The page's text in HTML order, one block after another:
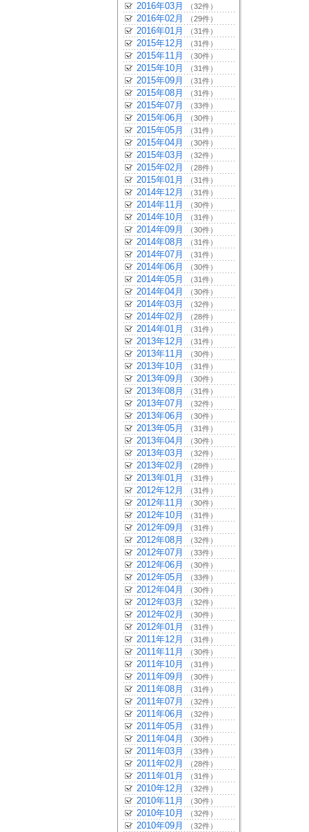
2016年03月 （32件）
2016年02月 （29件）
2016年01月 （31件）
2015年12月 （31件）
2015年11月 （30件）
2015年10月 （31件）
2015年09月 （31件）
2015年08月 （31件）
2015年07月 （33件）
2015年06月 （30件）
2015年05月 （31件）
2015年04月 （30件）
2015年03月 （32件）
2015年02月 （28件）
2015年01月 （31件）
2014年12月 （31件）
2014年11月 （30件）
2014年10月 （31件）
2014年09月 （30件）
2014年08月 （31件）
2014年07月 （31件）
2014年06月 （30件）
2014年05月 （31件）
2014年04月 （30件）
2014年03月 （32件）
2014年02月 （28件）
2014年01月 （31件）
2013年12月 （31件）
2013年11月 （30件）
2013年10月 （31件）
2013年09月 （30件）
2013年08月 （31件）
2013年07月 （32件）
2013年06月 （30件）
2013年05月 （31件）
2013年04月 （30件）
2013年03月 （32件）
2013年02月 （28件）
2013年01月 （31件）
2012年12月 （31件）
2012年11月 （30件）
2012年10月 （31件）
2012年09月 （31件）
2012年08月 （32件）
2012年07月 （33件）
2012年06月 （30件）
2012年05月 （33件）
2012年04月 （30件）
2012年03月 （32件）
2012年02月 （30件）
2012年01月 （31件）
2011年12月 （31件）
2011年11月 （30件）
2011年10月 （31件）
2011年09月 （30件）
2011年08月 （31件）
2011年07月 （32件）
2011年06月 （32件）
2011年05月 （31件）
2011年04月 （30件）
2011年03月 （33件）
2011年02月 （28件）
2011年01月 （31件）
2010年12月 （32件）
2010年11月 （30件）
2010年10月 （32件）
2010年09月 （32件）